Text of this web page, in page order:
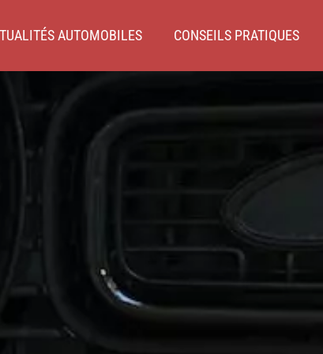
AUTOMOBILES CONSEILS PRATIQUES